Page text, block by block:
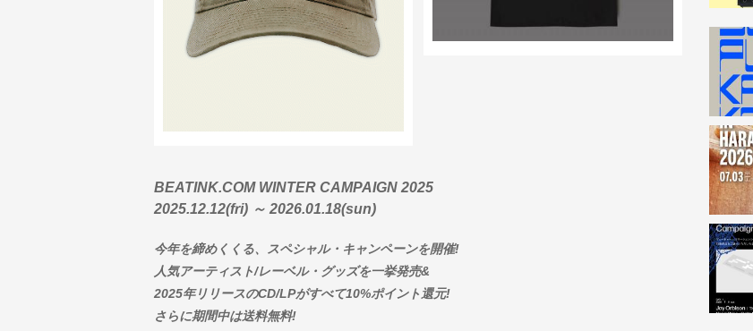
BEATINK.COM WINTER CAMPAIGN 2025
2025.12.12(fri) ～ 2026.01.18(sun)
今年を締めくくる、スペシャル・キャンペーンを開催!
人気アーティスト/レーベル・グッズを一挙発売&
2025年リリースのCD/LPがすべて10%ポイント還元!
さらに期間中は送料無料!